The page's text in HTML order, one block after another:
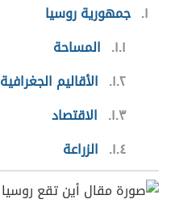
١ جمهورية روسيا
١.١
المساحة
١.٢
الأقاليم الجغرافية
١.٣
الاقتصاد
١.٤
الزراعة